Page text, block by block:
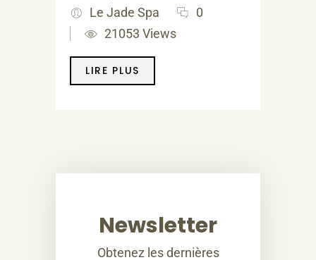
0
Le Jade Spa
21053 Views
LIRE PLUS
Newsletter
Obtenez les dernières